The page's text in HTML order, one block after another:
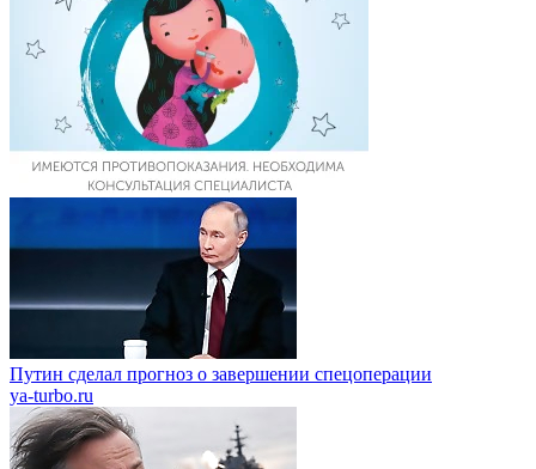
Путин сделал прогноз о завершении спецоперации
ya-turbo.ru